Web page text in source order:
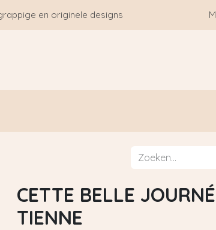
en originele designs
CETTE BELLE
TIENNE